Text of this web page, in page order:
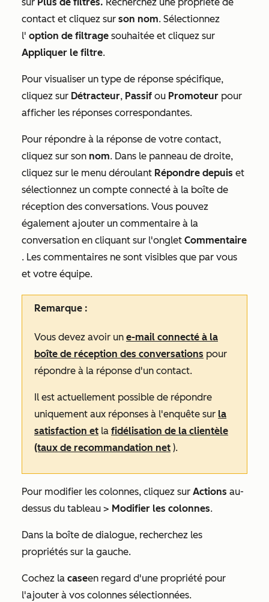
contact et cliquez sur son nom. Sélectionnez
l' option de filtrage souhaitée et cliquez sur
Appliquer le filtre.
Pour visualiser un type de réponse spécifique,
cliquez sur Détracteur, Passif ou Promoteur pour
afficher les réponses correspondantes.
Pour répondre à la réponse de votre contact,
cliquez sur son nom. Dans le panneau de droite,
cliquez sur le menu déroulant Répondre depuis et
sélectionnez un compte connecté à la boîte de
réception des conversations. Vous pouvez
également ajouter un commentaire à la
conversation en cliquant sur l'onglet Commentaire
. Les commentaires ne sont visibles que par vous
et votre équipe.
Remarque :
Vous devez avoir un e-mail connecté à la
boîte de réception des conversations pour
répondre à la réponse d'un contact.
Il est actuellement possible de répondre
uniquement aux réponses à l'enquête sur la
satisfaction et la fidélisation de la clientèle
(taux de recommandation net ).
Pour modifier les colonnes, cliquez sur Actions au-
dessus du tableau > Modifier les colonnes.
Dans la boîte de dialogue, recherchez les
propriétés sur la gauche.
Cochez la caseen regard d'une propriété pour
l'ajouter à vos colonnes sélectionnées.